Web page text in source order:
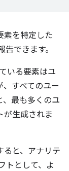
素を特定した
できます。
いる要素はユ
すべてのユー
、最も多くのユ
が生成されま
ると、アナリテ
トとして、よ